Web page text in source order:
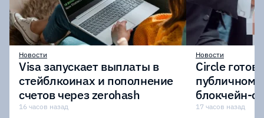
Новости
Visa запускает выплаты в
стейблкоинах и пополнение
счетов через zerohash
16 часов назад
Новости
Circle
публичному
блокчейн-
участии
17 часов назад